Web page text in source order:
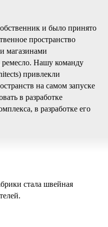
и было принято
пространство
магазинами
Нашу команду
привлекли
на самом запуске
в разработке
в разработке его
стала швейная